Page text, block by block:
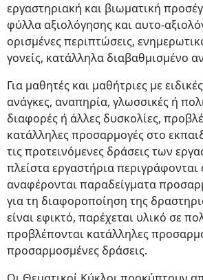
εργαστηριακή και βιωματική
φύλλα αξιολόγησης και αυτο-
ορισμένες περιπτώσεις,
γονείς, κατάλληλα διαβαθμισμένο
Για μαθητές και μαθήτριες με
ανάγκες, αναπηρία, γλωσσικές ή
διαφορές ή άλλες δυσκολίες,
κατάλληλες προσαρμογές στο
τις προτεινόμενες δράσεις των
πλείστα εργαστήρια
αναφέρονται παραδείγματα
για τη διαφοροποίηση της
είναι εφικτό, παρέχεται υλικό σε
προβλέπονται κατάλληλες
προσαρμοσμένες δράσεις.